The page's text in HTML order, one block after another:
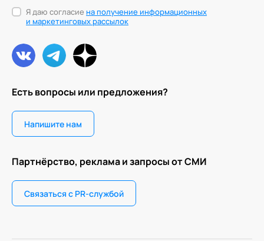
Есть вопросы или предложения?
Напишите нам
Партнёрство, реклама и запросы от СМИ
Связаться с PR-службой
Я даю согласие на получение информационных
и маркетинговых рассылок